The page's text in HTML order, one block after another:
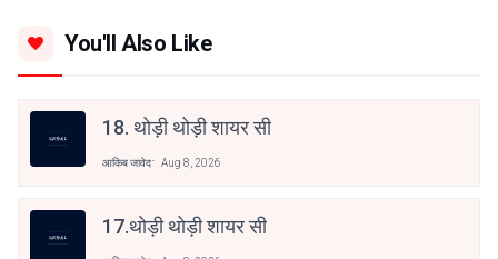
You'll Also Like
18. थोड़ी थोड़ी शायर सी
आकिब जावेद Aug 8, 2026
17.थोड़ी थोड़ी शायर सी